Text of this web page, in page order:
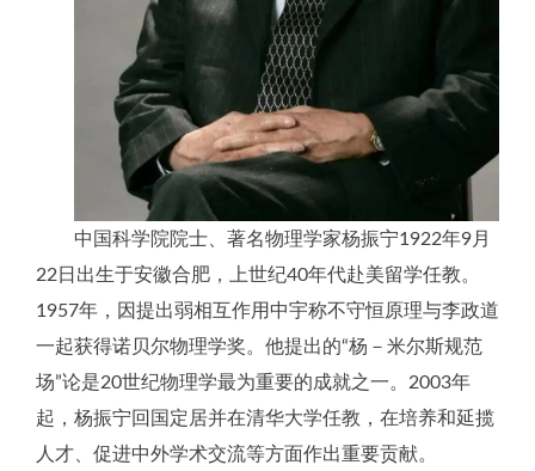
中国科学院院士、著名物理学家杨振宁1922年9月
22日出生于安徽合肥，上世纪40年代赴美留学任教。
1957年，因提出弱相互作用中宇称不守恒原理与李政道
一起获得诺贝尔物理学奖。他提出的“杨－米尔斯规范
场”论是20世纪物理学最为重要的成就之一。2003年
起，杨振宁回国定居并在清华大学任教，在培养和延揽
人才、促进中外学术交流等方面作出重要贡献。